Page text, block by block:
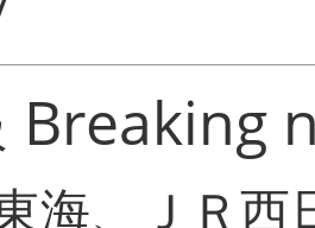
Breaking
海、ＪＲ